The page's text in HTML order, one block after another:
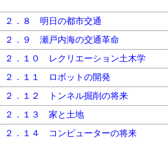
２．８ 明日の都市交通
２．９ 瀬戸内海の交通革命
２．１０ レクリエーション土木学
２．１１ ロボットの開発
２．１２ トンネル掘削の将来
２．１３ 家と土地
２．１４ コンピューターの将来